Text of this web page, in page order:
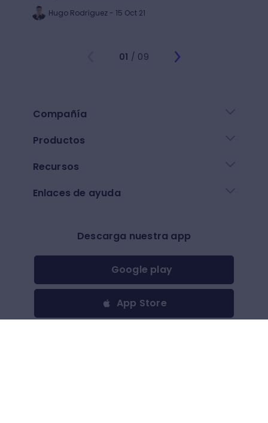
Hugo Rodríguez - 15 Oct 21
01 / 09
Compañía
Productos
Recursos
Enlaces de ayuda
Descarga nuestra app
Google play
App Store